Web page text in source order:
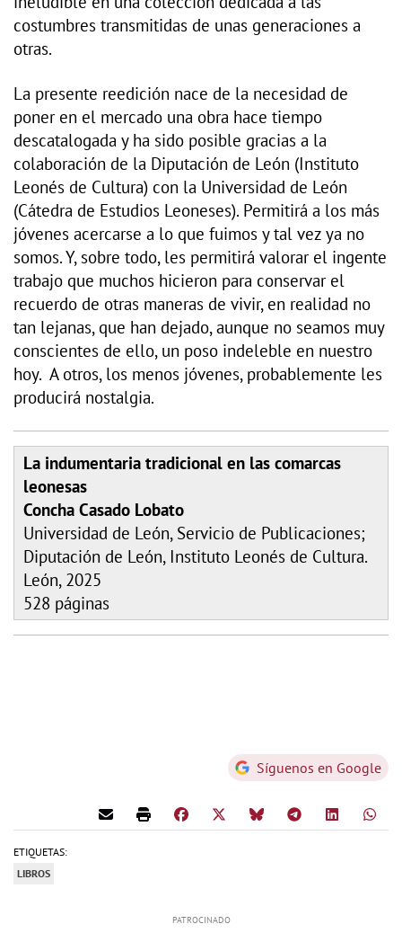
costumbres transmitidas de unas generaciones a
otras.
La presente reedición nace de la necesidad de
poner en el mercado una obra hace tiempo
descatalogada y ha sido posible gracias a la
colaboración de la Diputación de León (Instituto
Leonés de Cultura) con la Universidad de León
(Cátedra de Estudios Leoneses). Permitirá a los más
jóvenes acercarse a lo que fuimos y tal vez ya no
somos. Y, sobre todo, les permitirá valorar el ingente
trabajo que muchos hicieron para conservar el
recuerdo de otras maneras de vivir, en realidad no
tan lejanas, que han dejado, aunque no seamos muy
conscientes de ello, un poso indeleble en nuestro
hoy. A otros, los menos jóvenes, probablemente les
producirá nostalgia.
La indumentaria tradicional en las comarcas
leonesas
Concha Casado Lobato
Universidad de León, Servicio de Publicaciones;
Diputación de León, Instituto Leonés de Cultura.
León, 2025
528 páginas
Síguenos en Google
ETIQUETAS:
LIBROS